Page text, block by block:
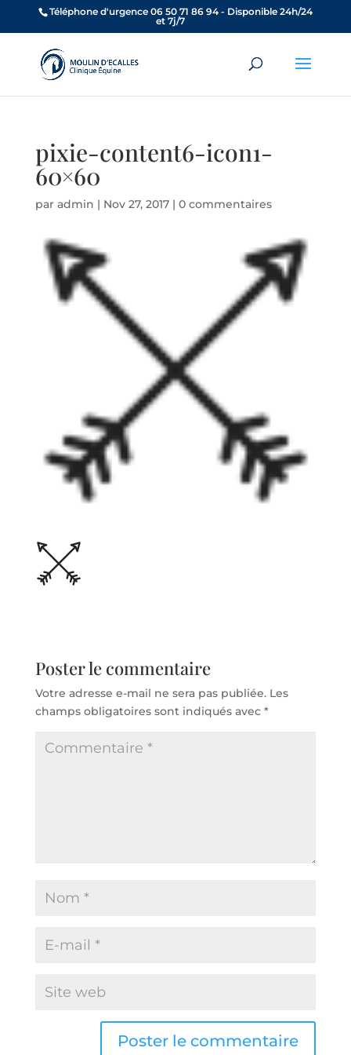
Téléphone d'urgence 06 50 71 86 94 - Disponible 24h/24
et 7j/7
pixie-content6-icon1-
60×60
par admin | Nov 27, 2017| 0 commentaires
Poster le commentaire
Votre adresse e-mail ne sera pas publiée. Les
champs obligatoires sont indiqués avec *